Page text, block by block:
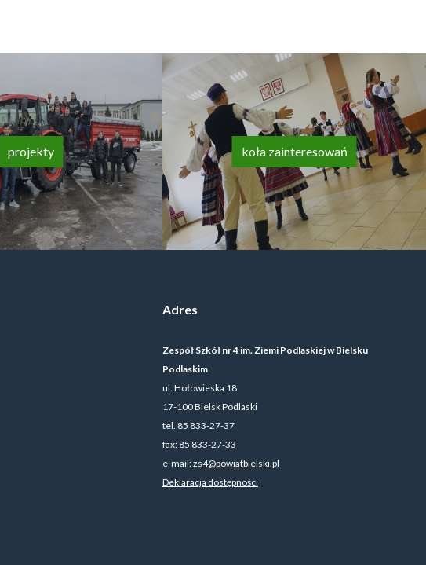
projekty koła zainteresowań
Adres
Zespół Szkół nr 4 im. Ziemi Podlaskiej w Bielsku
Podlaskim
ul. Hołowieska 18
17-100 Bielsk Podlaski
tel. 85 833-27-37
fax: 85 833-27-33
e-mail:zs4@powiatbielski.pl
Deklaracja dostępności